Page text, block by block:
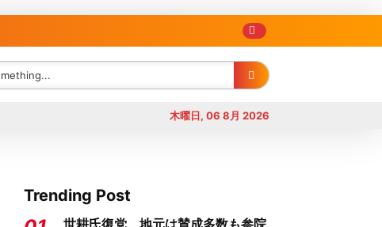
木曜日, 06 8月 2026
Trending Post
世耕氏復党、地元は賛成多数も参院